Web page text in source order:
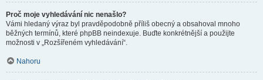
Proč moje vyhledávání nic nenašlo?
Vámi hledaný výraz byl pravděpodobně příliš obecný a obsahoval mnoho
běžných termínů, které phpBB neindexuje. Buďte konkrétnější a použijte
možnosti v „Rozšířeném vyhledávání“.
Nahoru